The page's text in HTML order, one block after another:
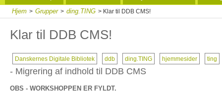
Hjem > Grupper > ding.TING > Klar til DDB CMS!
Klar til DDB CMS!
Danskernes Digitale Bibliotek ddb ding.TING hjemmesider ting
- Migrering af indhold til DDB CMS
OBS - WORKSHOPPEN ER FYLDT.